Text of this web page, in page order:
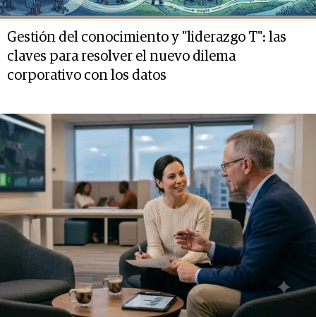
Gestión del conocimiento y "liderazgo T": las
claves para resolver el nuevo dilema
corporativo con los datos